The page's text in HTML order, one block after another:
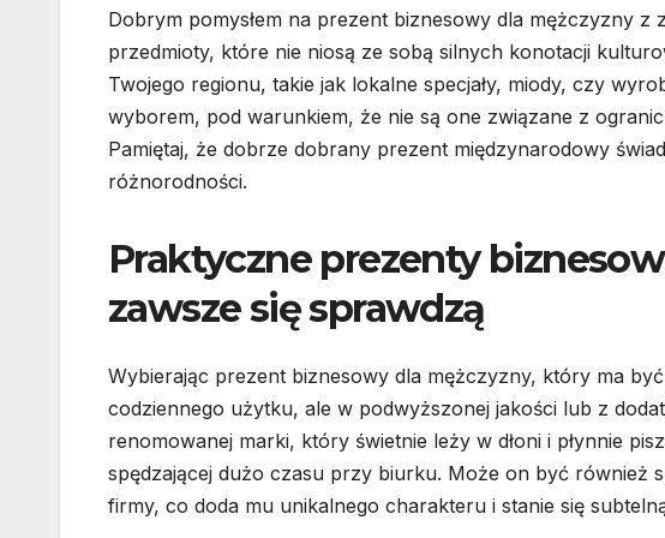
Dobrym pomysłem na prezent biznesowy dla mężczyzny z
przedmioty, które nie niosą ze sobą silnych konotacji
Twojego regionu, takie jak lokalne specjały, miody, czy
wyborem, pod warunkiem, że nie są one związane z
Pamiętaj, że dobrze dobrany prezent międzynarodowy
różnorodności.
Praktyczne prezenty
zawsze się sprawdzą
Wybierając prezent biznesowy dla mężczyzny, który ma
codziennego użytku, ale w podwyższonej jakości lub z
renomowanej marki, który świetnie leży w dłoni i płynnie
spędzającej dużo czasu przy biurku. Może on być również
firmy, co doda mu unikalnego charakteru i stanie się